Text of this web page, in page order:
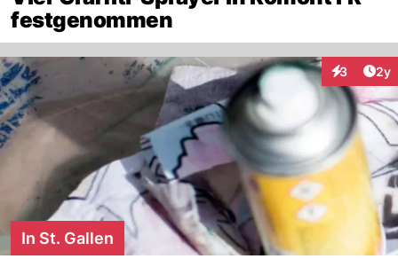
festgenommen
3 2y
In St. Gallen